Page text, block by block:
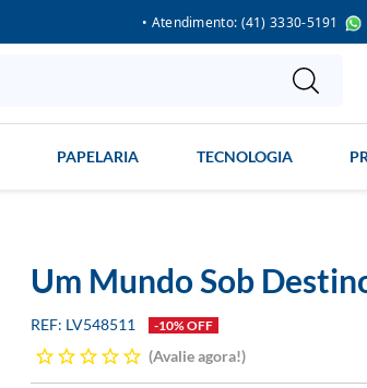
• Atendimento: (41) 3330-5191
PAPELARIA TECNOLOGIA
Um Mundo Sob
LV548511 -10% OFF
Avalie agora!